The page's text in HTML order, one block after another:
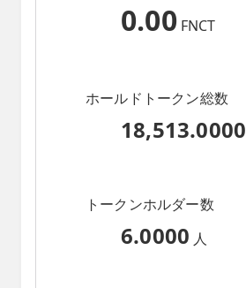
0.00 FNCT
ホールドトークン総数
18,513.0000
トークンホルダー数
6.0000 人